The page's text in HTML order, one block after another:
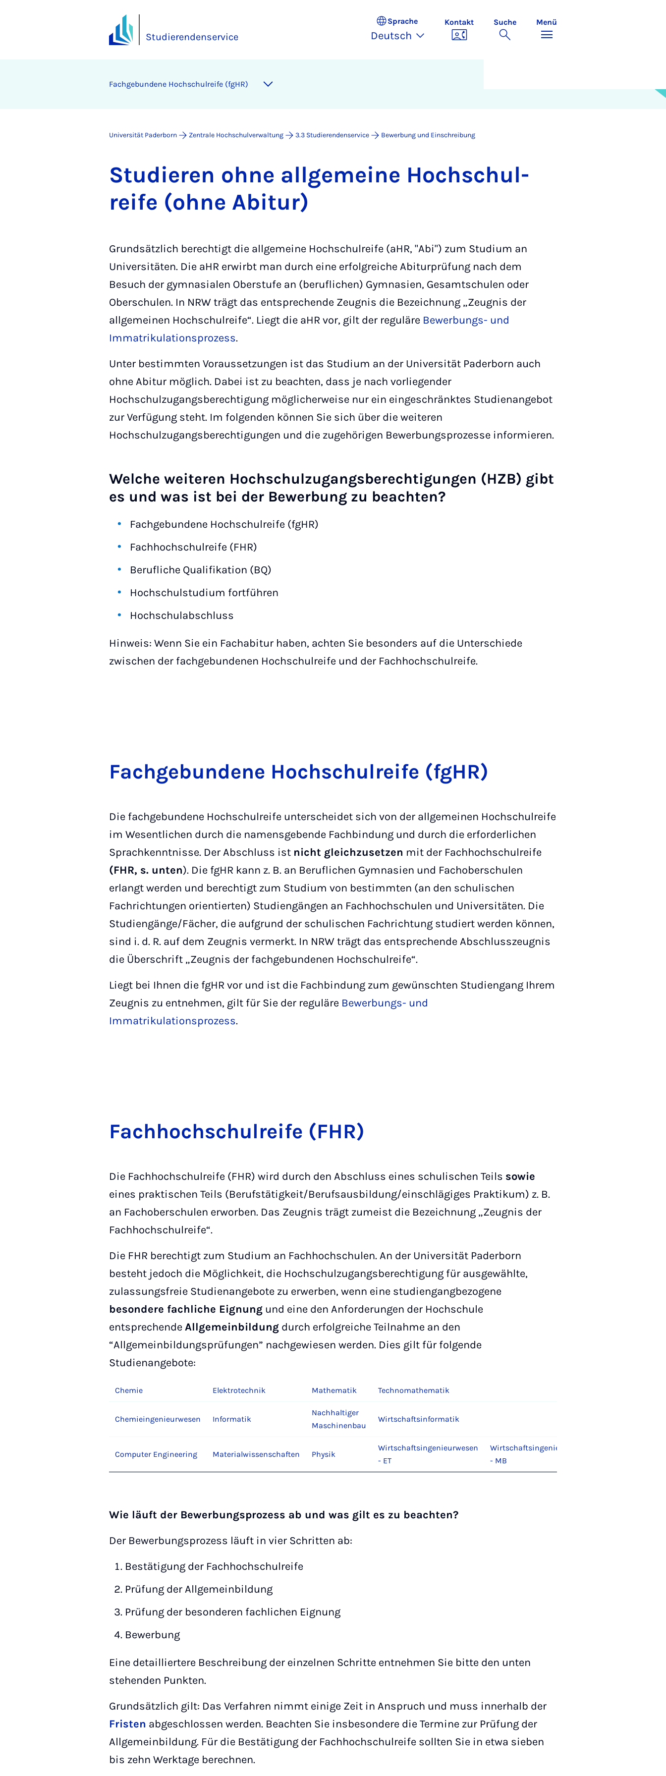
Studierendenservice
Sprache
Deutsch
Kontakt Suche Menü
Fach­ge­bun­de­ne Hoch­schul­rei­fe (fgHR)
Universität Paderborn Zentrale Hochschulverwaltung 3.3 Studierendenservice Bewerbung und Einschreibung
Stu­die­ren oh­ne all­ge­mei­ne Hoch­schul­
rei­fe (oh­ne Ab­itur)
Grundsätzlich berechtigt die allgemeine Hochschulreife (aHR, "Abi") zum Studium an
Universitäten. Die aHR erwirbt man durch eine erfolgreiche Abiturprüfung nach dem
Besuch der gymnasialen Oberstufe an (beruflichen) Gymnasien, Gesamtschulen oder
Oberschulen. In NRW trägt das entsprechende Zeugnis die Bezeichnung „Zeugnis der
allgemeinen Hochschulreife“. Liegt die aHR vor, gilt der reguläre Bewerbungs- und
Immatrikulationsprozess.
Unter bestimmten Voraussetzungen ist das Studium an der Universität Paderborn auch
ohne Abitur möglich. Dabei ist zu beachten, dass je nach vorliegender
Hochschulzugangsberechtigung möglicherweise nur ein eingeschränktes Studienangebot
zur Verfügung steht. Im folgenden können Sie sich über die weiteren
Hochschulzugangsberechtigungen und die zugehörigen Bewerbungsprozesse informieren.
Welche weiteren Hochschulzugangsberechtigungen (HZB) gibt
es und was ist bei der Bewerbung zu beachten?
Fachgebundene Hochschulreife (fgHR)
Fachhochschulreife (FHR)
Berufliche Qualifikation (BQ)
Hochschulstudium fortführen
Hochschulabschluss
Hinweis: Wenn Sie ein Fachabitur haben, achten Sie besonders auf die Unterschiede
zwischen der fachgebundenen Hochschulreife und der Fachhochschulreife.
Fach­ge­bun­de­ne Hoch­schul­rei­fe (fgHR)
Die fachgebundene Hochschulreife unterscheidet sich von der allgemeinen Hochschulreife
im Wesentlichen durch die namensgebende Fachbindung und durch die erforderlichen
Sprachkenntnisse. Der Abschluss ist nicht gleichzusetzen mit der Fachhochschulreife
(FHR, s. unten). Die fgHR kann z. B. an Beruflichen Gymnasien und Fachoberschulen
erlangt werden und berechtigt zum Studium von bestimmten (an den schulischen
Fachrichtungen orientierten) Studiengängen an Fachhochschulen und Universitäten. Die
Studiengänge/Fächer, die aufgrund der schulischen Fachrichtung studiert werden können,
sind i. d. R. auf dem Zeugnis vermerkt. In NRW trägt das entsprechende Abschlusszeugnis
die Überschrift „Zeugnis der fachgebundenen Hochschulreife“.
Liegt bei Ihnen die fgHR vor und ist die Fachbindung zum gewünschten Studiengang Ihrem
Zeugnis zu entnehmen, gilt für Sie der reguläre Bewerbungs- und
Immatrikulationsprozess.
Fach­hoch­schul­rei­fe (FHR)
Die Fachhochschulreife (FHR) wird durch den Abschluss eines schulischen Teils sowie
eines praktischen Teils (Berufstätigkeit/Berufsausbildung/einschlägiges Praktikum) z. B.
an Fachoberschulen erworben. Das Zeugnis trägt zumeist die Bezeichnung „Zeugnis der
Fachhochschulreife“.
Die FHR berechtigt zum Studium an Fachhochschulen. An der Universität Paderborn
besteht jedoch die Möglichkeit, die Hochschulzugangsberechtigung für ausgewählte,
zulassungsfreie Studienangebote zu erwerben, wenn eine studiengangbezogene
besondere fachliche Eignung und eine den Anforderungen der Hochschule
entsprechendeAllgemeinbildung durch erfolgreiche Teilnahme an den
“Allgemeinbildungsprüfungen” nachgewiesen werden. Dies gilt für folgende
Studienangebote:
Chemie Elektrotechnik Mathematik Technomathematik
Chemieingenieurwesen Informatik
Nachhaltiger
Maschinenbau
Wirtschaftsinformatik
Computer Engineering Materialwissenschaften Physik
Wirtschaftsingenieurwesen
- ET
Wirtschaftsingenieurwesen
- MB
Wie läuft der Bewerbungsprozess ab und was gilt es zu beachten?
Der Bewerbungsprozess läuft in vier Schritten ab:
Bestätigung der Fachhochschulreife
Prüfung der Allgemeinbildung
Prüfung der besonderen fachlichen Eignung
Bewerbung
Eine detailliertere Beschreibung der einzelnen Schritte entnehmen Sie bitte den unten
stehenden Punkten.
Grundsätzlich gilt: Das Verfahren nimmt einige Zeit in Anspruch und muss innerhalb der
Fristen abgeschlossen werden. Beachten Sie insbesondere die Termine zur Prüfung der
Allgemeinbildung. Für die Bestätigung der Fachhochschulreife sollten Sie in etwa sieben
bis zehn Werktage berechnen.